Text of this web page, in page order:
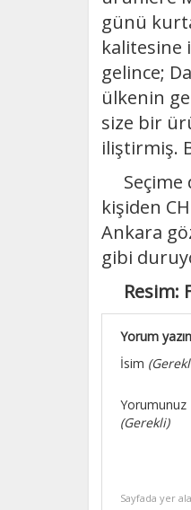
günü
kalitesine
gelince;
ülkenin
size bir
iliştirmiş.
Seçime
kişiden
Ankara
gibi
Resim:
Yorum yazın
İsim
Yorumunuz
(Gerekli)
Sayfada yer